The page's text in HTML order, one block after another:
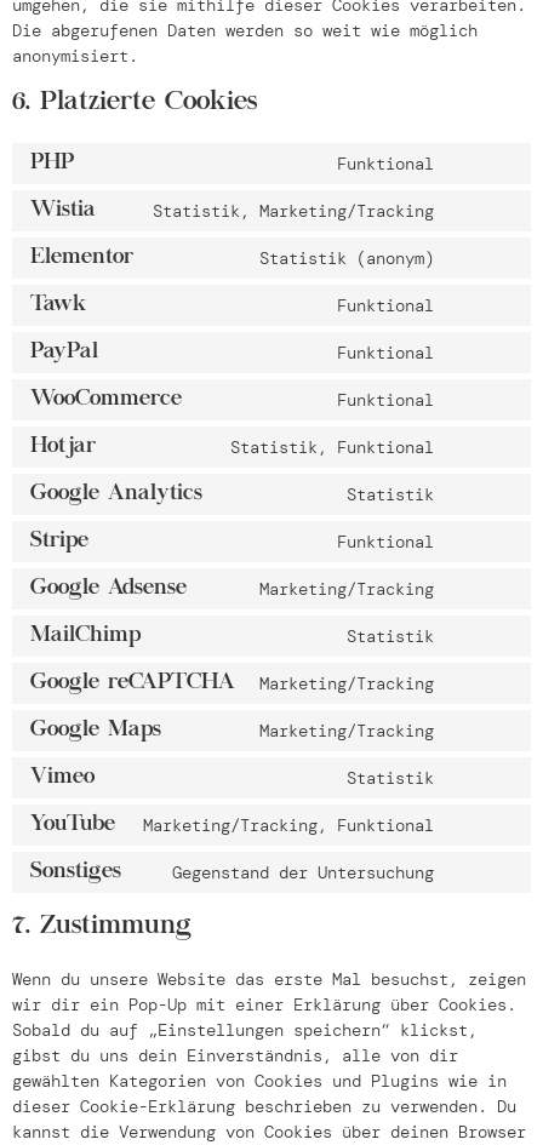
umgehen, die sie mithilfe dieser Cookies verarbeiten.
Die abgerufenen Daten werden so weit wie möglich
anonymisiert.
6. Platzierte Cookies
PHP Funktional
Wistia Statistik, Marketing/Tracking
Elementor Statistik (anonym)
Tawk Funktional
PayPal Funktional
WooCommerce Funktional
Hotjar Statistik, Funktional
Google Analytics Statistik
Stripe Funktional
Google Adsense Marketing/Tracking
MailChimp Statistik
Google reCAPTCHA Marketing/Tracking
Google Maps Marketing/Tracking
Vimeo Statistik
YouTube Marketing/Tracking, Funktional
Sonstiges Gegenstand der Untersuchung
7. Zustimmung
Wenn du unsere Website das erste Mal besuchst, zeigen
wir dir ein Pop-Up mit einer Erklärung über Cookies.
Sobald du auf „Einstellungen speichern“ klickst,
gibst du uns dein Einverständnis, alle von dir
gewählten Kategorien von Cookies und Plugins wie in
dieser Cookie-Erklärung beschrieben zu verwenden. Du
kannst die Verwendung von Cookies über deinen Browser